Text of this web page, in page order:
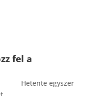
fel a
Hetente egyszer